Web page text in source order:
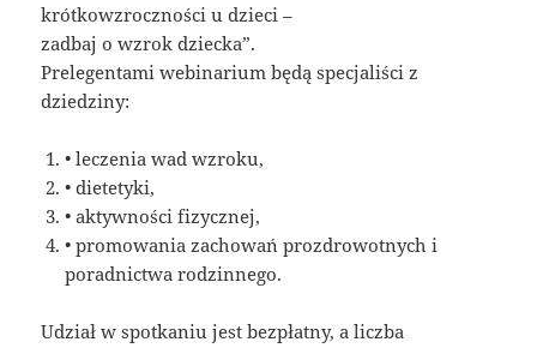
krótkowzroczności u dzieci –
zadbaj o wzrok dziecka”.
Prelegentami webinarium będą specjaliści z
dziedziny:
• leczenia wad wzroku,
• dietetyki,
• aktywności fizycznej,
• promowania zachowań prozdrowotnych i
poradnictwa rodzinnego.
Udział w spotkaniu jest bezpłatny, a liczba